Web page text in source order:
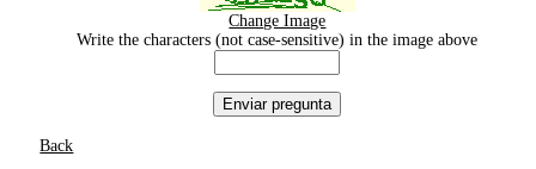
Change Image
Write the characters (not case-sensitive) in the image above
Back